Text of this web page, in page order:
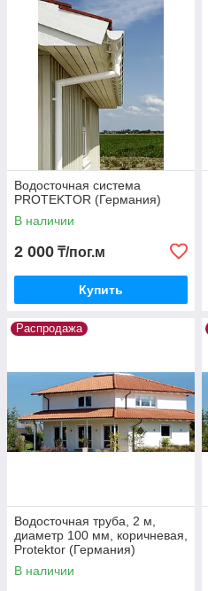
Водосточная система
PROTEKTOR (Германия)
В наличии
2 000 ₸/пог.м
Купить
Распродажа
Водосточная труба, 2 м,
диаметр 100 мм, коричневая,
Protektor (Германия)
В наличии